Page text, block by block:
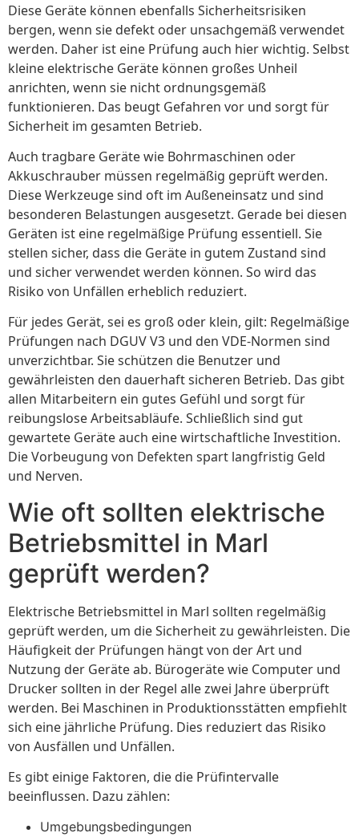
Diese Geräte können ebenfalls Sicherheitsrisiken
bergen, wenn sie defekt oder unsachgemäß verwendet
werden. Daher ist eine Prüfung auch hier wichtig. Selbst
kleine elektrische Geräte können großes Unheil
anrichten, wenn sie nicht ordnungsgemäß
funktionieren. Das beugt Gefahren vor und sorgt für
Sicherheit im gesamten Betrieb.
Auch tragbare Geräte wie Bohrmaschinen oder
Akkuschrauber müssen regelmäßig geprüft werden.
Diese Werkzeuge sind oft im Außeneinsatz und sind
besonderen Belastungen ausgesetzt. Gerade bei diesen
Geräten ist eine regelmäßige Prüfung essentiell. Sie
stellen sicher, dass die Geräte in gutem Zustand sind
und sicher verwendet werden können. So wird das
Risiko von Unfällen erheblich reduziert.
Für jedes Gerät, sei es groß oder klein, gilt: Regelmäßige
Prüfungen nach DGUV V3 und den VDE-Normen sind
unverzichtbar. Sie schützen die Benutzer und
gewährleisten den dauerhaft sicheren Betrieb. Das gibt
allen Mitarbeitern ein gutes Gefühl und sorgt für
reibungslose Arbeitsabläufe. Schließlich sind gut
gewartete Geräte auch eine wirtschaftliche Investition.
Die Vorbeugung von Defekten spart langfristig Geld
und Nerven.
Wie oft sollten elektrische
Betriebsmittel in Marl
geprüft werden?
Elektrische Betriebsmittel in Marl sollten regelmäßig
geprüft werden, um die Sicherheit zu gewährleisten. Die
Häufigkeit der Prüfungen hängt von der Art und
Nutzung der Geräte ab. Bürogeräte wie Computer und
Drucker sollten in der Regel alle zwei Jahre überprüft
werden. Bei Maschinen in Produktionsstätten empfiehlt
sich eine jährliche Prüfung. Dies reduziert das Risiko
von Ausfällen und Unfällen.
Es gibt einige Faktoren, die die Prüfintervalle
beeinflussen. Dazu zählen:
Umgebungsbedingungen